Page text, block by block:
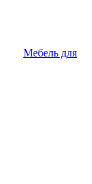
Мебель для